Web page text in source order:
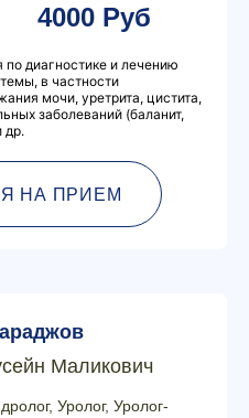
4000 Руб
диагностике и лечению
в частности
мочи, уретрита, цистита,
заболеваний (баланит,
др.
НА ПРИЕМ
Маликович
Уролог, Уролог-